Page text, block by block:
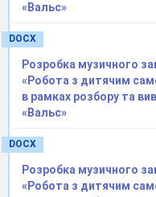
самому Тауберу,
сумовний за
звичайному
і достатньо щоб
відношення
«Вальс»
DOCX
Розробка музичного
«Робота з дитячим
в рамках розбору та
«Вальс»
DOCX
Розробка музичного
«Робота з дитячим